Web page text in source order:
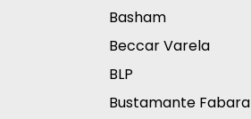
Basham
Beccar Varela
BLP
Bustamante Fabara